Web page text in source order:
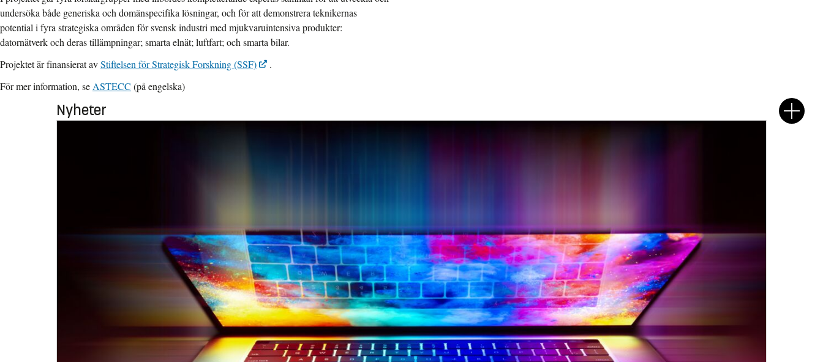
undersöka både generiska och domänspecifika lösningar, och för att demonstrera teknikernas
potential i fyra strategiska områden för svensk industri med mjukvaruintensiva produkter:
datornätverk och deras tillämpningar; smarta elnät; luftfart; och smarta bilar.
Projektet är finansierat avStiftelsen för Strategisk Forskning (SSF)
.
För mer information, seASTECC (på engelska)
Nyheter